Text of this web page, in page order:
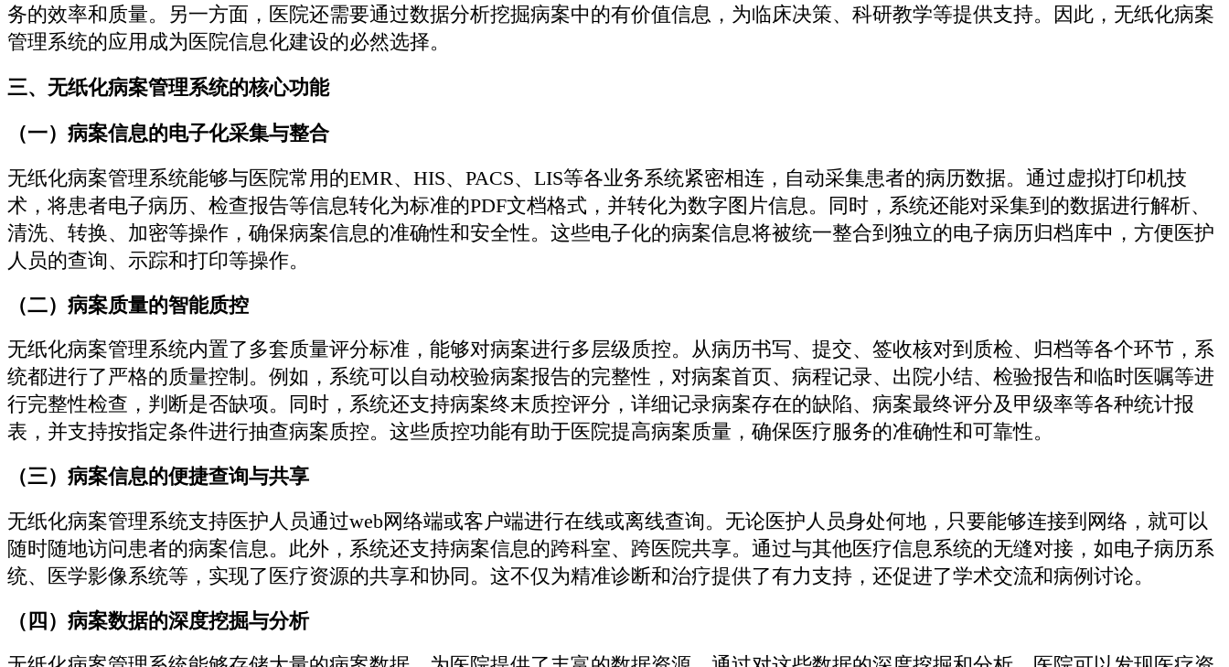
务的效率和质量。另一方面，医院还需要通过数据分析挖掘病案中的有价值信息，为临床决策、科研教学等提供支持。因此，无纸化病案
管理系统的应用成为医院信息化建设的必然选择。
三、无纸化病案管理系统的核心功能
（一）病案信息的电子化采集与整合
无纸化病案管理系统能够与医院常用的EMR、HIS、PACS、LIS等各业务系统紧密相连，自动采集患者的病历数据。通过虚拟打印机技
术，将患者电子病历、检查报告等信息转化为标准的PDF文档格式，并转化为数字图片信息。同时，系统还能对采集到的数据进行解析、
清洗、转换、加密等操作，确保病案信息的准确性和安全性。这些电子化的病案信息将被统一整合到独立的电子病历归档库中，方便医护
人员的查询、示踪和打印等操作。
（二）病案质量的智能质控
无纸化病案管理系统内置了多套质量评分标准，能够对病案进行多层级质控。从病历书写、提交、签收核对到质检、归档等各个环节，系
统都进行了严格的质量控制。例如，系统可以自动校验病案报告的完整性，对病案首页、病程记录、出院小结、检验报告和临时医嘱等进
行完整性检查，判断是否缺项。同时，系统还支持病案终末质控评分，详细记录病案存在的缺陷、病案最终评分及甲级率等各种统计报
表，并支持按指定条件进行抽查病案质控。这些质控功能有助于医院提高病案质量，确保医疗服务的准确性和可靠性。
（三）病案信息的便捷查询与共享
无纸化病案管理系统支持医护人员通过web网络端或客户端进行在线或离线查询。无论医护人员身处何地，只要能够连接到网络，就可以
随时随地访问患者的病案信息。此外，系统还支持病案信息的跨科室、跨医院共享。通过与其他医疗信息系统的无缝对接，如电子病历系
统、医学影像系统等，实现了医疗资源的共享和协同。这不仅为精准诊断和治疗提供了有力支持，还促进了学术交流和病例讨论。
（四）病案数据的深度挖掘与分析